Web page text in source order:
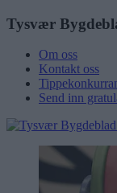
Tysvær
Om oss
Kontakt oss
Send inn